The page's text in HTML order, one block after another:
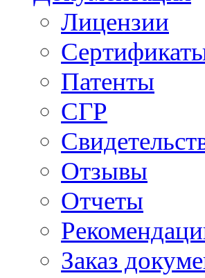
Лицензии
Патенты
СГР
Отзывы
Отчеты
Заказ